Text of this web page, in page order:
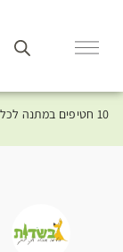
10 חטיפים במתנה